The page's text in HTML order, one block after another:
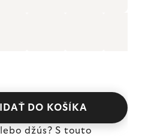
DO KOŠÍKA
džús? S touto